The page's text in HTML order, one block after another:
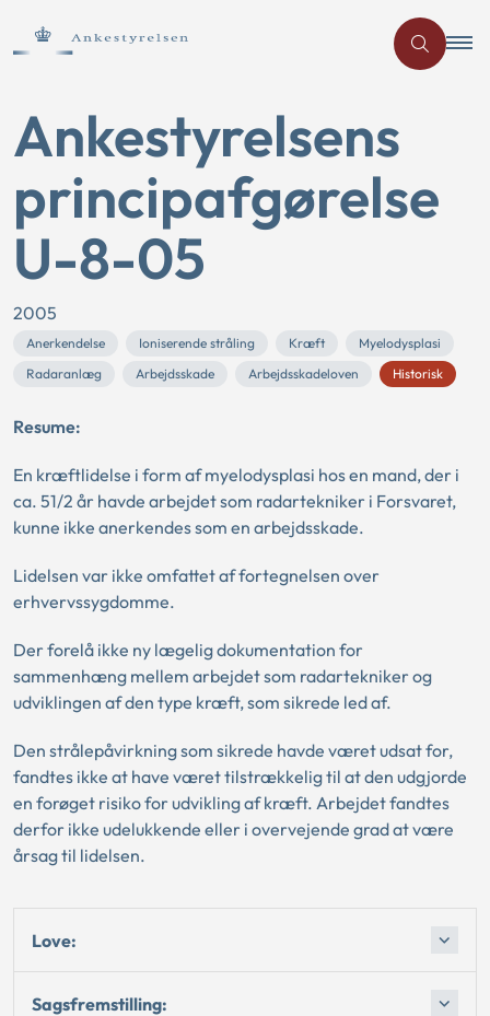
Ankestyrelsens
principafgørelse
U-8-05
2005
Anerkendelse Ioniserende stråling Kræft
Myelodysplasi
Radaranlæg
Arbejdsskade Arbejdsskadeloven Historisk
Resume:
En kræftlidelse i form af myelodysplasi hos en mand, der i
ca. 51/2 år havde arbejdet som radartekniker i Forsvaret,
kunne ikke anerkendes som en arbejdsskade.
Lidelsen var ikke omfattet af fortegnelsen over
erhvervssygdomme.
Der forelå ikke ny lægelig dokumentation for
sammenhæng mellem arbejdet som radartekniker og
udviklingen af den type kræft, som sikrede led af.
Den strålepåvirkning som sikrede havde været udsat for,
fandtes ikke at have været tilstrækkelig til at den udgjorde
en forøget risiko for udvikling af kræft. Arbejdet fandtes
derfor ikke udelukkende eller i overvejende grad at være
årsag til lidelsen.
Love:
Sagsfremstilling: